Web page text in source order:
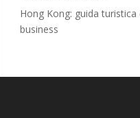
Hong Kong: guida turistica
business